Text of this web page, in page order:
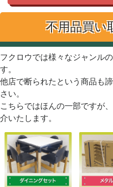
不用品買い
フクロウでは様々なジャンル
す。
他店で断られたという商品も
さい。
こちらではほんの一部ですが
介いたします。